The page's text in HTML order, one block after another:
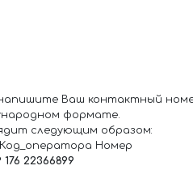
Ваш контактный
формате.
следующим образом:
Номер
176 22366899